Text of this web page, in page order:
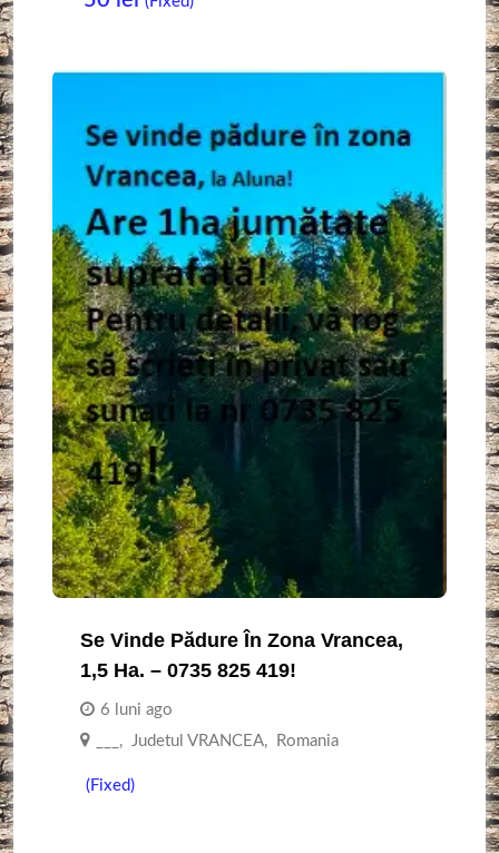
Se Vinde Pădure În Zona Vrancea,
1,5 Ha. – 0735 825 419!
6 luni ago
, Judetul VRANCEA, Romania
(Fixed)